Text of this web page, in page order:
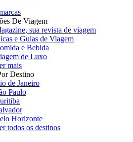
De Viagem
sua revista de viagem
e Guias de Viagem
e Bebida
de Luxo
mais
Destino
de Janeiro
Paulo
Horizonte
todos os destinos